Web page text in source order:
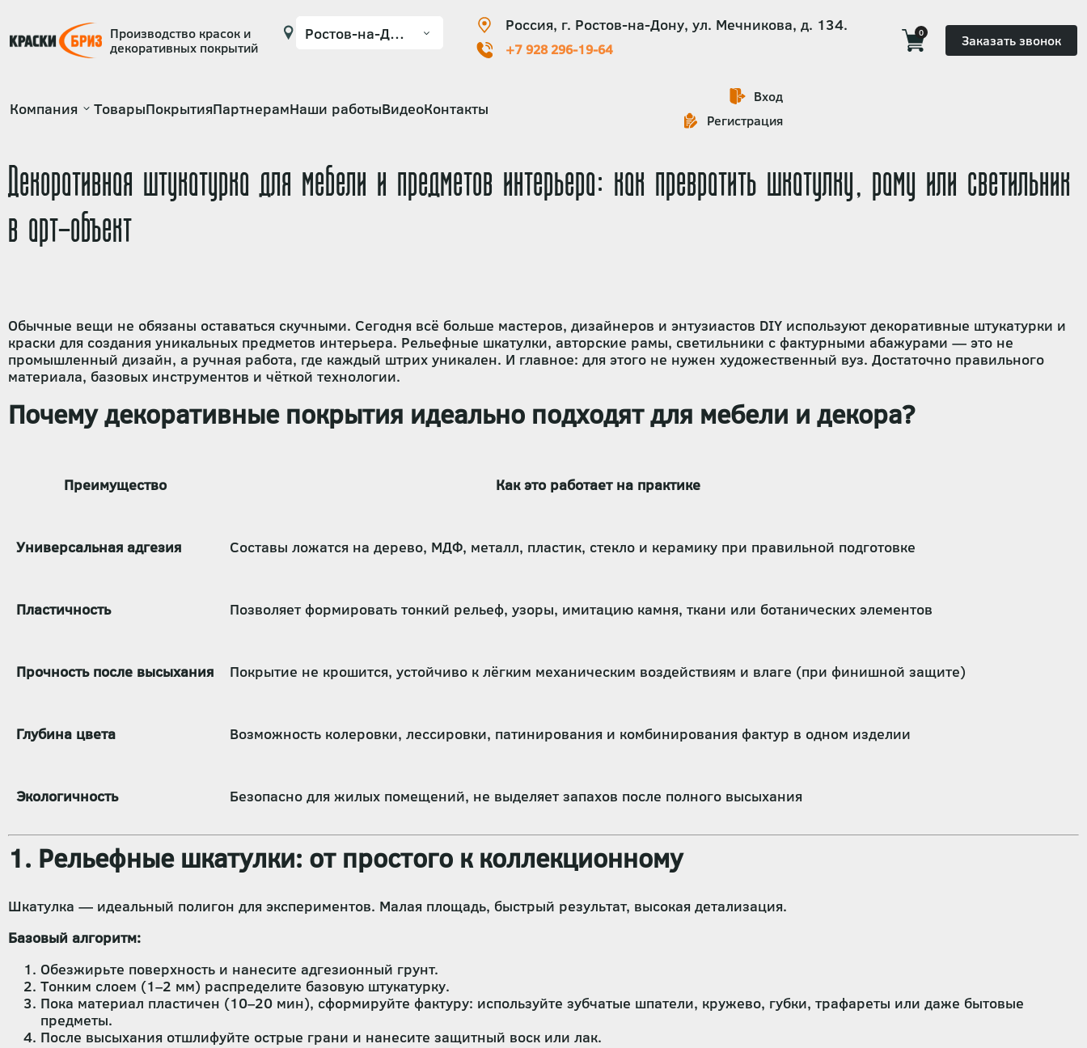
Производство красок и
декоративных покрытий
Россия, г. Ростов-на-Дону, ул. Мечникова, д. 134.
+7 928 296-19-64
0 Заказать звонок
Основная
Компания ТоварыПокрытияПартнерамНаши работыВидеоКонтакты
Вход
Регистрация
Декоративная штукатурка для мебели и предметов интерьера: как превратить шкатулку, раму или светильник
в арт-объект
Обычные вещи не обязаны оставаться скучными. Сегодня всё больше мастеров, дизайнеров и энтузиастов DIY используют декоративные штукатурки и
краски для создания уникальных предметов интерьера. Рельефные шкатулки, авторские рамы, светильники с фактурными абажурами — это не
промышленный дизайн, а ручная работа, где каждый штрих уникален. И главное: для этого не нужен художественный вуз. Достаточно правильного
материала, базовых инструментов и чёткой технологии.
Почему декоративные покрытия идеально подходят для мебели и декора?
Преимущество Как это работает на практике
Универсальная адгезия Составы ложатся на дерево, МДФ, металл, пластик, стекло и керамику при правильной подготовке
Пластичность Позволяет формировать тонкий рельеф, узоры, имитацию камня, ткани или ботанических элементов
Прочность после высыхания Покрытие не крошится, устойчиво к лёгким механическим воздействиям и влаге (при финишной защите)
Глубина цвета Возможность колеровки, лессировки, патинирования и комбинирования фактур в одном изделии
Экологичность Безопасно для жилых помещений, не выделяет запахов после полного высыхания
1. Рельефные шкатулки: от простого к коллекционному
Шкатулка — идеальный полигон для экспериментов. Малая площадь, быстрый результат, высокая детализация.
Базовый алгоритм:
Обезжирьте поверхность и нанесите адгезионный грунт.
Тонким слоем (1–2 мм) распределите базовую штукатурку.
Пока материал пластичен (10–20 мин), сформируйте фактуру: используйте зубчатые шпатели, кружево, губки, трафареты или даже бытовые
предметы.
После высыхания отшлифуйте острые грани и нанесите защитный воск или лак.